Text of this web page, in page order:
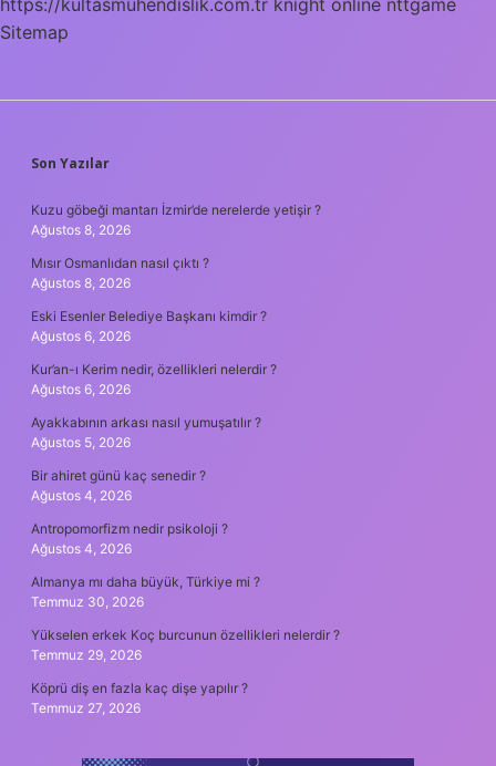
Sitemap
SIDEBAR
Son Yazılar
Kuzu göbeği mantarı İzmir’de nerelerde yetişir ?
Ağustos 8, 2026
Mısır Osmanlıdan nasıl çıktı ?
Ağustos 8, 2026
Eski Esenler Belediye Başkanı kimdir ?
Ağustos 6, 2026
Kur’an-ı Kerim nedir, özellikleri nelerdir ?
Ağustos 6, 2026
Ayakkabının arkası nasıl yumuşatılır ?
Ağustos 5, 2026
Bir ahiret günü kaç senedir ?
Ağustos 4, 2026
Antropomorfizm nedir psikoloji ?
Ağustos 4, 2026
Almanya mı daha büyük, Türkiye mi ?
Temmuz 30, 2026
Yükselen erkek Koç burcunun özellikleri nelerdir ?
Temmuz 29, 2026
Köprü diş en fazla kaç dişe yapılır ?
Temmuz 27, 2026